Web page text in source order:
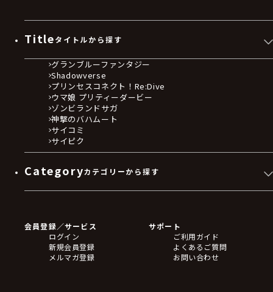
Titleタイトルから探す
グランブルーファンタジー
Shadowverse
プリンセスコネクト！Re:Dive
ウマ娘 プリティーダービー
ゾンビランドサガ
神撃のバハムート
サイコミ
サイピク
Categoryカテゴリーから探す
フィギュア
アクリルスタンド
バッジ
キーホルダー・ストラップ
会員登録／サービス
ログイン
新規会員登録
メルマガ登録
サポート
ご利用ガイド
よくあるご質問
お問い合わせ